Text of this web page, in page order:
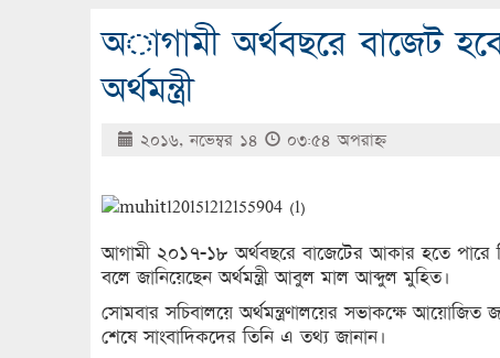
অাগামী অর্থবছরে বাজেট
অর্থমন্ত্রী
২০১৬, নভেম্বর ১৪ ০৩:৫৪ অপরাহ্ণ
আগামী ২০১৭-১৮ অর্থবছরে বাজেটের আকার হতে পারে
বলে জানিয়েছেন অর্থমন্ত্রী আবুল মাল আব্দুল মুহিত।
সোমবার সচিবালয়ে অর্থমন্ত্রণালয়ের সভাকক্ষে আয়োজিত
শেষে সাংবাদিকদের তিনি এ তথ্য জানান।